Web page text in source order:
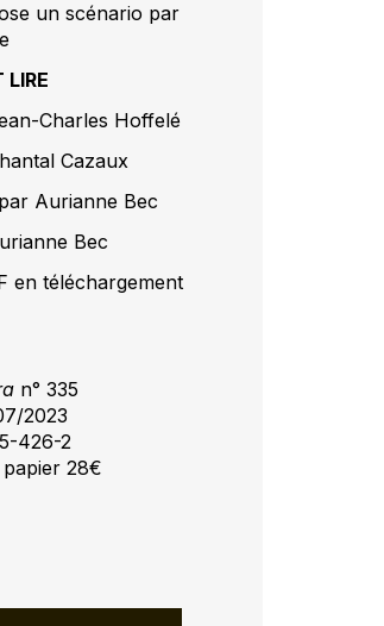
un scénario par
LIRE
Charles Hoffelé
Cazaux
Aurianne Bec
Bec
en téléchargement
n° 335
2023
426-2
28€